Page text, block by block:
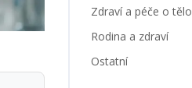
Zdraví a péče o tělo
Rodina a zdraví
Ostatní